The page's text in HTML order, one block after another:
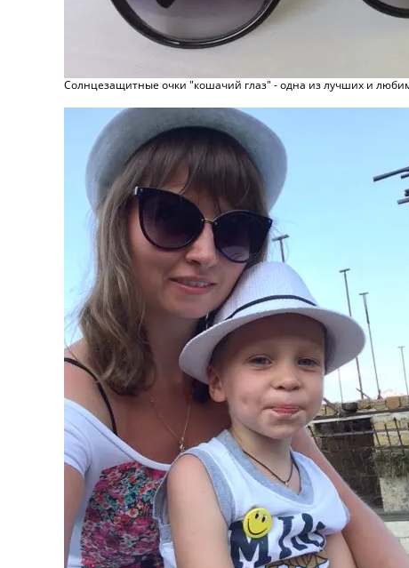
Солнцезащитные очки "кошачий глаз" - одна из лучших и